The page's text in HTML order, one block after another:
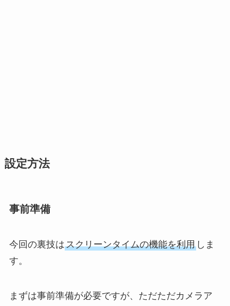
設定方法
事前準備
今回の裏技はスクリーンタイムの機能を利用しま
す。
まずは事前準備が必要ですが、ただただカメラア